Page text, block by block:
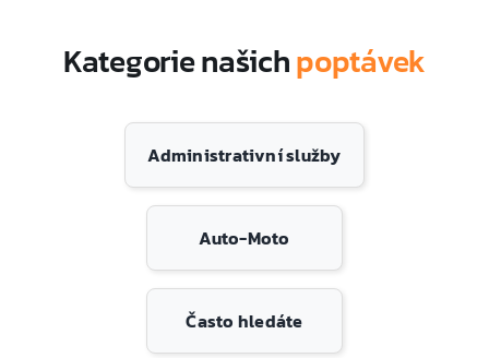
Kategorie našichpoptávek
Administrativní služby
Auto-Moto
Často hledáte